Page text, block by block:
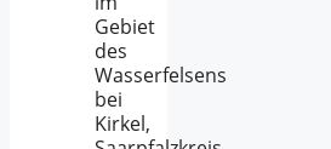
Gebiet
des
Wasserfelsens
bei
Kirkel,